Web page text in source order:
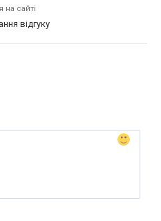
сайті
відгуку